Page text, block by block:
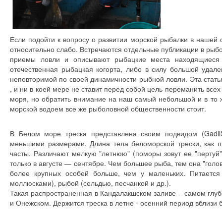
Если подойти к вопросу о развитии морской рыбалки в нашей
относительно слабо. Встречаются отдельные публикации в
приемы ловли и описывают рыбацкие места
отечественная рыбацкая когорта, либо в силу большой
неповторимой по своей динамичности рыбной ловли. Эта
, и ни в коей мере не ставит перед собой цель переманить
моря, но обратить внимание на наш самый небольшой и в то
морской водоем все же рыболовной общественности стоит.
В Белом море треска представлена своим подвидом
меньшими размерами. Длина тела беломорской трески,
часты. Различают мелкую "летнюю" (поморы зовут ее
только в августе — сентябре. Чем большее рыба, тем она
более крупных особей больше, чем у маленьких.
моллюсками), рыбой (сельдью, песчанкой и др.).
Такая распространенная в Кандалакшском заливе – самом
и Онежском. Держится треска в летне - осенний период вблизи